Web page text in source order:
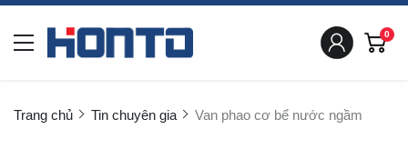
0
Trang chủ Tin chuyên gia Van phao cơ bể nước ngầm